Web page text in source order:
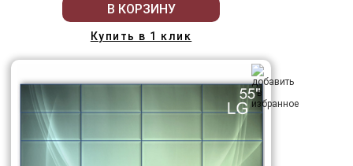
В КОРЗИНУ
Купить в 1 клик